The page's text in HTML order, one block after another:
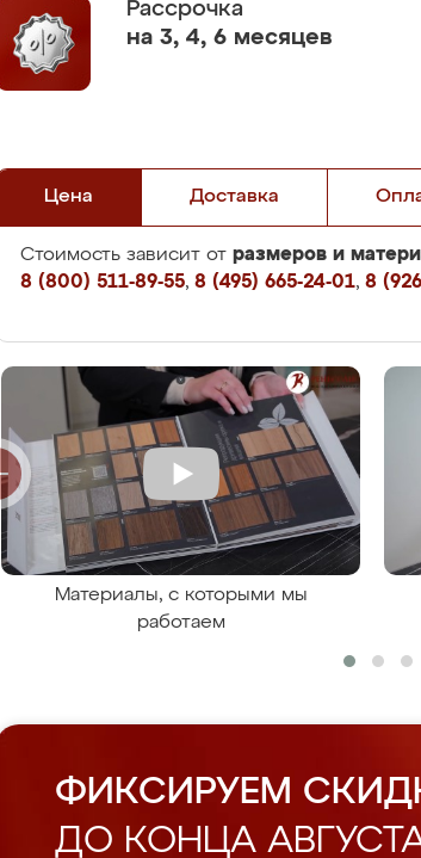
Рассрочка
на 3, 4, 6 месяцев
Цена Доставка
Стоимость зависит от размеров и
8 (800) 511-89-55, 8 (495) 665-24-01, 8
Материалы, с которыми мы
работаем
ФИКСИРУЕМ
ДО КОНЦА